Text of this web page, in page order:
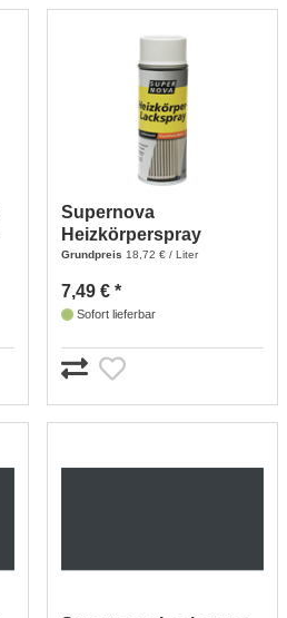
Supernova
Heizkörperspray
reinweiß - 400 ml
Grundpreis 18,72 € / Liter
7,49 € *
Sofort lieferbar